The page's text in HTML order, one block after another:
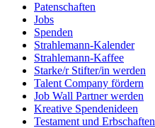
Patenschaften
Jobs
Spenden
Strahlemann-Kalender
Strahlemann-Kaffee
Starke/r Stifter/in werden
Talent Company fördern
Job Wall Partner werden
Kreative Spendenideen
Testament und Erbschaften